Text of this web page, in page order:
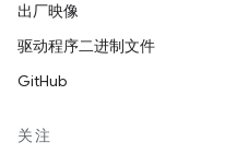
出厂映像
驱动程序二进制文件
GitHub
关注